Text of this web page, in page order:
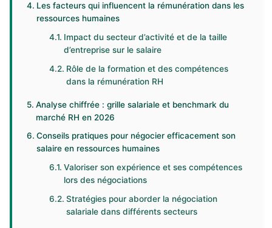
Les facteurs qui influencent la rémunération dans les
ressources humaines
Impact du secteur d’activité et de la taille
d’entreprise sur le salaire
Rôle de la formation et des compétences
dans la rémunération RH
Analyse chiffrée : grille salariale et benchmark du
marché RH en 2026
Conseils pratiques pour négocier efficacement son
salaire en ressources humaines
Valoriser son expérience et ses compétences
lors des négociations
Stratégies pour aborder la négociation
salariale dans différents secteurs